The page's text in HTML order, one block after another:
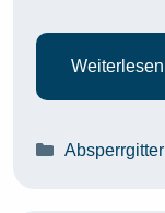
Weiterlesen
Kategorien
Absperrgitter